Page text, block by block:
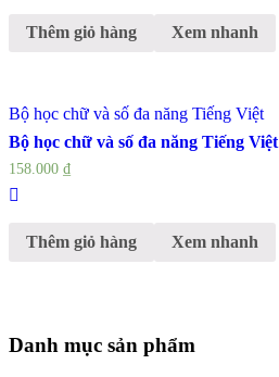
Thêm giỏ hàng Xem nhanh
Bộ học chữ và số đa năng Tiếng Việt
Bộ học chữ và số đa năng Tiếng Việt
158.000 ₫
Thêm giỏ hàng Xem nhanh
Danh mục sản phẩm